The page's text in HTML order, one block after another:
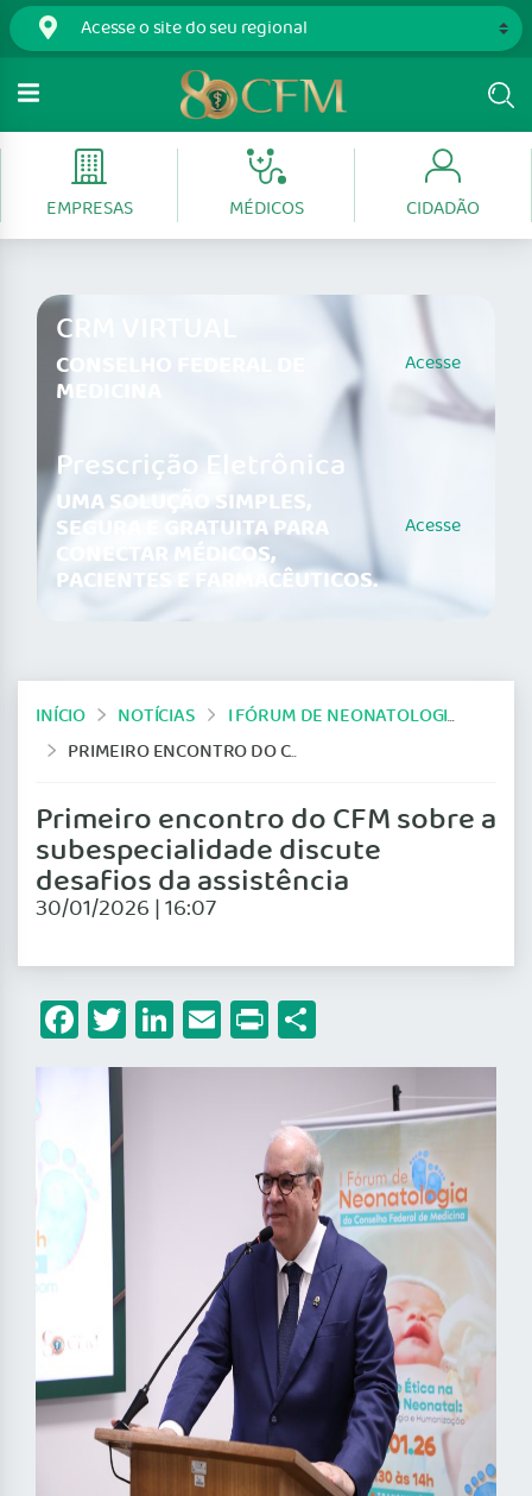
EMPRESAS MÉDICOS CIDADÃO
CRM VIRTUAL
CONSELHO FEDERAL DE
MEDICINA
Acesse
Prescrição Eletrônica
UMA SOLUÇÃO SIMPLES,
SEGURA E GRATUITA PARA
CONECTAR MÉDICOS,
PACIENTES E FARMACÊUTICOS.
Acesse
INÍCIO NOTÍCIAS
I FÓRUM DE NEONATOLOGIA DO CFM
PRIMEIRO ENCONTRO DO CFM SOBRE A SUBESPECIALIDADE DISCUTE DESAFIOS DA ASSISTÊNCIA
Primeiro encontro do CFM sobre a
subespecialidade discute
desafios da assistência
30/01/2026 | 16:07
Facebook
Twitter
LinkedIn
Email
Print